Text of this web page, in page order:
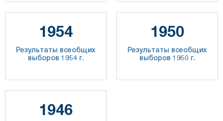
1954
Результаты всеобщих
выборов 1954 г.
1950
Результаты всеобщих
выборов 1950 г.
1946